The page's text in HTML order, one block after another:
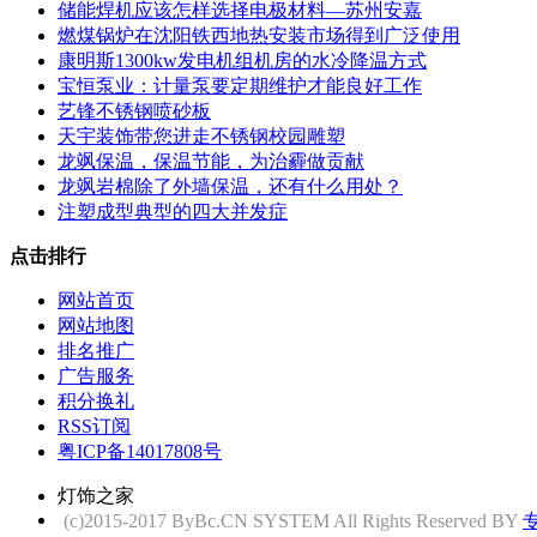
储能焊机应该怎样选择电极材料—苏州安嘉
燃煤锅炉在沈阳铁西地热安装市场得到广泛使用
康明斯1300kw发电机组机房的水冷降温方式
宝恒泵业：计量泵要定期维护才能良好工作
艺锋不锈钢喷砂板
天宇装饰带您进走不锈钢校园雕塑
龙飒保温，保温节能，为治霾做贡献
龙飒岩棉除了外墙保温，还有什么用处？
注塑成型典型的四大并发症
点击排行
网站首页
网站地图
排名推广
广告服务
积分换礼
RSS订阅
粤ICP备14017808号
灯饰之家
(c)2015-2017 ByBc.CN SYSTEM All Rights Reserved BY